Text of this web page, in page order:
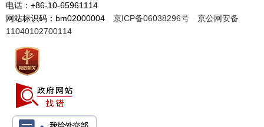
电话：+86-10-65961114
网站标识码：bm02000004 京ICP备06038296号
京公网安备
11040102700114